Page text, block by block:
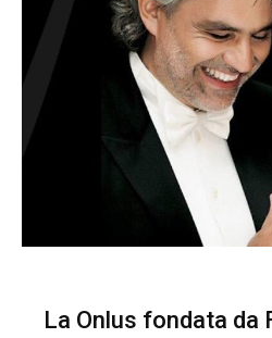
La Onlus fondata da